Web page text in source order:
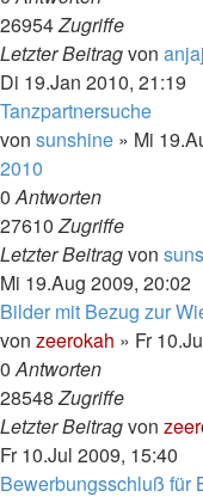
26954Zugriffe
Letzter Beitragvon
Di 19.Jan 2010, 21:19
Tanzpartnersuche
von sunshine » Mi
2010
0Antworten
27610Zugriffe
Letzter Beitragvon
Mi 19.Aug 2009, 20:02
Bilder mit Bezug zur
von zeerokah » Fr
0Antworten
28548Zugriffe
Letzter Beitragvon
Fr 10.Jul 2009, 15:40
Bewerbungsschluß für